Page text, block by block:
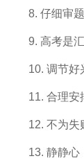
8. 仔细审
9. 高考是
10. 调节好
11. 合理安
12. 不为失
13. 静静心